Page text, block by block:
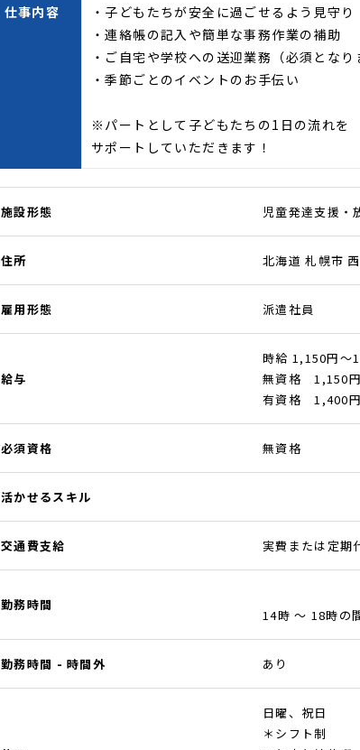
仕事内容
・子どもたちが安全に過ごせるよう見守り
・連絡帳の記入や簡単な事務作業の補助
・ご自宅や学校への送迎業務（必須となり
・季節ごとのイベントのお手伝い
※パートとして子どもたちの1日の流れを
サポートしていただきます！
施設形態 児童発達支援・
住所 北海道 札幌市
雇用形態 派遣社員
給与
時給 1,150円～
無資格 1,150円
有資格 1,400円
必須資格 無資格
活かせるスキル
交通費支給 実費または定期
勤務時間
14時 ～ 18時の
勤務時間 - 時間外 あり
日曜、祝日
＊シフト制